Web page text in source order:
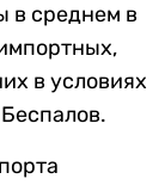
в среднем в
в условиях